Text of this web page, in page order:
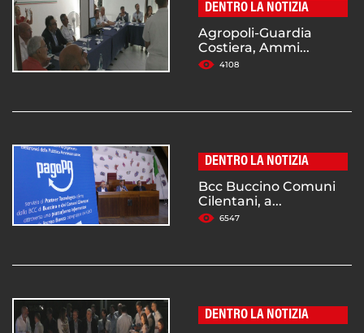
DENTRO LA NOTIZIA
Agropoli-Guardia
Costiera, Ammi...
4108
DENTRO LA NOTIZIA
Bcc Buccino Comuni
Cilentani, a...
6547
DENTRO LA NOTIZIA